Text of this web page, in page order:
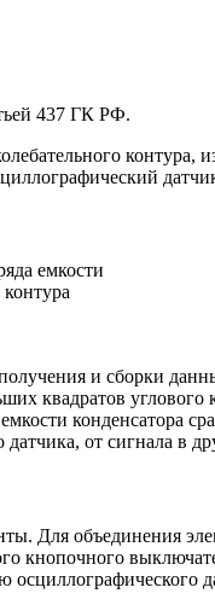
437 ГК РФ.
контура,
емкости
и сборки
квадратов углового
конденсатора
от сигнала в
Для объединения
кнопочного